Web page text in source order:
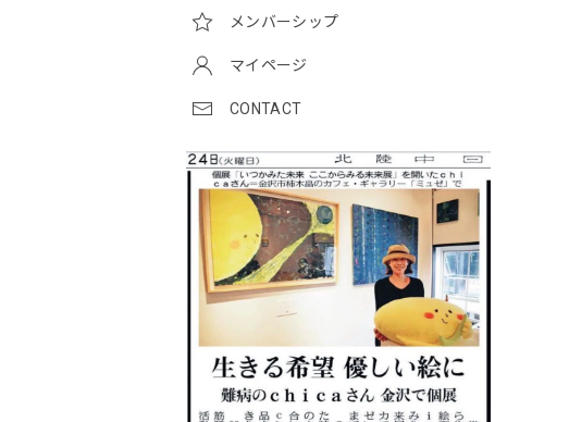
メンバーシップ
マイページ
CONTACT